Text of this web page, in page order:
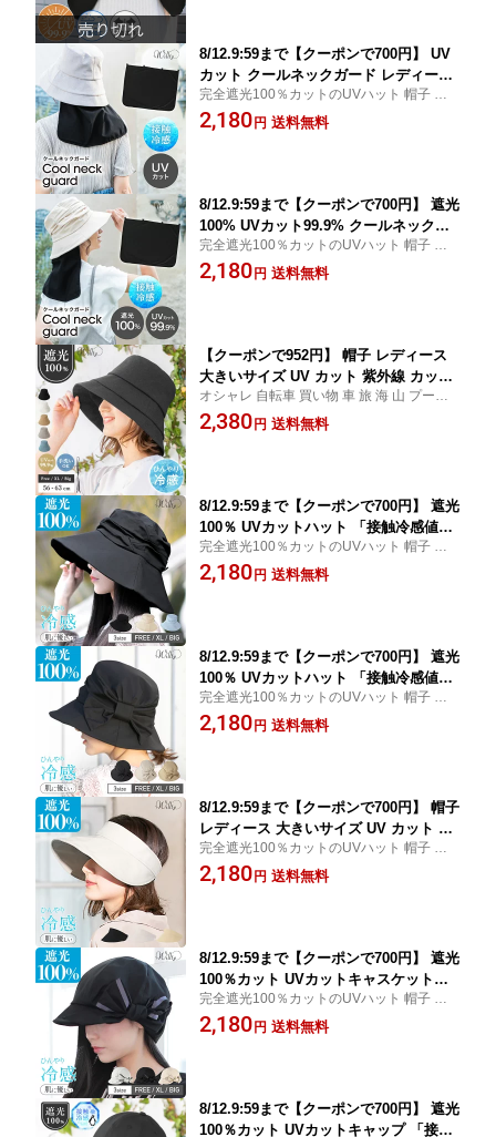
8/12.9:59まで【クーポンで700円】 UV
カット クールネックガード レディース
接触冷感 首の後ろのUV対策ガード 紫外
線対策 熱中症対策 春夏 ネックガード
完全遮光100％カットのUVハット 帽子 レデ
ィース 大きいサイズ 紫外線 UVカット 日よ
け UV 防しわ 吸水 速乾 接触冷感 小顔効果
2,180 円 送料無料
8/12.9:59まで【クーポンで700円】 遮光
100% UVカット99.9% クールネックガ
ード レディース 接触冷感 首の後ろのU
V対策ガード 紫外線対策 熱中症対策 春
完全遮光100％カットのUVハット 帽子 レデ
ィース 大きいサイズ 紫外線 UVカット 日よ
け UV 防しわ 吸水 速乾 接触冷感 小顔効果
2,180 円 送料無料
【クーポンで952円】 帽子 レディース
大きいサイズ UV カット 紫外線 カット
「クラシカルブリムハット」 防しわ 吸
水 速乾 接触 冷感 人気 つば広 おすすめ
オシャレ 自転車 買い物 車 旅 海 山 プール
運動会 公園 日差し 応援 行事 送り迎え 母
ママ ブラック 黒 ベージュ ホワイト 白 ブル
2,380 円 送料無料
8/12.9:59まで【クーポンで700円】 遮光
100％ UVカットハット 「接触冷感値⇒
0.230」帽子 レディース 大きいサイズ
紫外線カット 大きいサイズ UVカット U
完全遮光100％カットのUVハット 帽子 レデ
ィース 大きいサイズ 紫外線 UVカット 日よ
け UV 防しわ 吸水 速乾 接触冷感 小顔効果
2,180 円 送料無料
8/12.9:59まで【クーポンで700円】 遮光
100％ UVカットハット 「接触冷感値⇒
0.230」帽子 レディース 大きいサイズ
紫外線カット UVカット UV対策 折りた
完全遮光100％カットのUVハット 帽子 レデ
ィース 大きいサイズ 紫外線 UVカット 日よ
け UV 防しわ 吸水 速乾 接触冷感 小顔効果
2,180 円 送料無料
8/12.9:59まで【クーポンで700円】 帽子
レディース 大きいサイズ UV カット 紫
外線 カット 「UVカットサンバイザー」
完全遮光 接触 冷感 UV カット 遮光 サ
完全遮光100％カットのUVハット 帽子 レデ
ィース 大きいサイズ 紫外線 UVカット 日よ
け UV 防しわ 吸水 速乾 接触冷感 小顔効果
2,180 円 送料無料
8/12.9:59まで【クーポンで700円】 遮光
100％カット UVカットキャスケット
「接触冷感値⇒0.230」サイドリボンキ
ャスケット 帽子 レディース キャスケッ
完全遮光100％カットのUVハット 帽子 レデ
ィース 大きいサイズ 紫外線 UVカット 日よ
け UV 防しわ 吸水 速乾 接触冷感 小顔効果
2,180 円 送料無料
8/12.9:59まで【クーポンで700円】 遮光
100％カット UVカットキャップ 「接触